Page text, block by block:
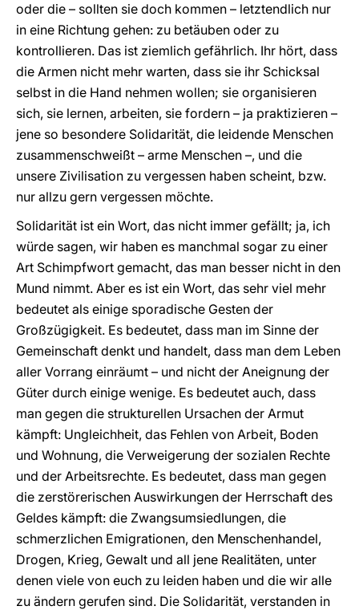
oder die – sollten sie doch kommen – letztendlich nur
in eine Richtung gehen: zu betäuben oder zu
kontrollieren. Das ist ziemlich gefährlich. Ihr hört, dass
die Armen nicht mehr warten, dass sie ihr Schicksal
selbst in die Hand nehmen wollen; sie organisieren
sich, sie lernen, arbeiten, sie fordern – ja praktizieren –
jene so besondere Solidarität, die leidende Menschen
zusammenschweißt – arme Menschen –, und die
unsere Zivilisation zu vergessen haben scheint, bzw.
nur allzu gern vergessen möchte.
Solidarität ist ein Wort, das nicht immer gefällt; ja, ich
würde sagen, wir haben es manchmal sogar zu einer
Art Schimpfwort gemacht, das man besser nicht in den
Mund nimmt. Aber es ist ein Wort, das sehr viel mehr
bedeutet als einige sporadische Gesten der
Großzügigkeit. Es bedeutet, dass man im Sinne der
Gemeinschaft denkt und handelt, dass man dem Leben
aller Vorrang einräumt – und nicht der Aneignung der
Güter durch einige wenige. Es bedeutet auch, dass
man gegen die strukturellen Ursachen der Armut
kämpft: Ungleichheit, das Fehlen von Arbeit, Boden
und Wohnung, die Verweigerung der sozialen Rechte
und der Arbeitsrechte. Es bedeutet, dass man gegen
die zerstörerischen Auswirkungen der Herrschaft des
Geldes kämpft: die Zwangsumsiedlungen, die
schmerzlichen Emigrationen, den Menschenhandel,
Drogen, Krieg, Gewalt und all jene Realitäten, unter
denen viele von euch zu leiden haben und die wir alle
zu ändern gerufen sind. Die Solidarität, verstanden in